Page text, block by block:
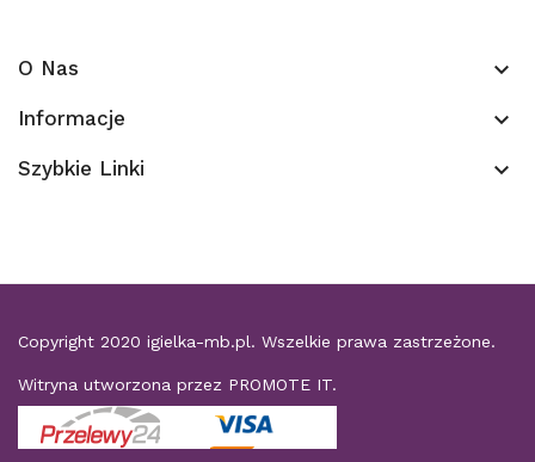
O Nas keyboard_arrow_down
Informacje keyboard_arrow_down
Szybkie Linki keyboard_arrow_down
Copyright 2020 igielka-mb.pl. Wszelkie prawa zastrzeżone.
Witryna utworzona przez PROMOTE IT.